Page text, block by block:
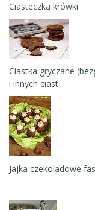
Ciasteczka krówki
Ciastka gryczane
i innych ciast
Jajka czekoladowe